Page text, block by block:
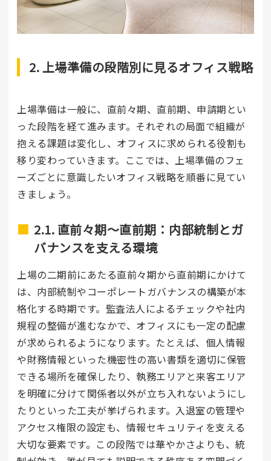
2. 上場準備の段階別に見るオフィス戦略
上場準備は一般に、直前々期、直前期、申請期とい
った段階を経て進みます。それぞれの局面で組織が
抱える課題は変化し、オフィスに求められる役割も
移り変わっていきます。ここでは、上場準備のフェ
ーズごとに意識したいオフィス戦略を順番に見てい
きましょう。
2.1. 直前々期〜直前期：内部統制とガ
バナンスを支える環境
上場の二期前にあたる直前々期から直前期にかけて
は、内部統制やコーポレートガバナンスの構築が本
格化する時期です。監査法人によるチェックや社内
規程の整備が進むなかで、オフィスにも一定の配慮
が求められるようになります。たとえば、個人情報
や財務情報といった機密性の高い書類を適切に保管
できる場所を確保したり、執務エリアと来客エリア
を明確に分けて関係者以外が立ち入れないようにし
たりといった工夫が挙げられます。入退室の管理や
アクセス権限の設定も、情報セキュリティを支える
大切な要素です。この段階では華やかさよりも、統